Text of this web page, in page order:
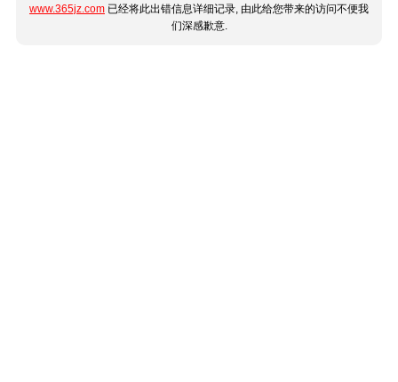
www.365jz.com 已经将此出错信息详细记录, 由此给您带来的访问不便我
们深感歉意.